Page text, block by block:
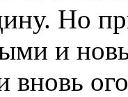
Но
и
вновь